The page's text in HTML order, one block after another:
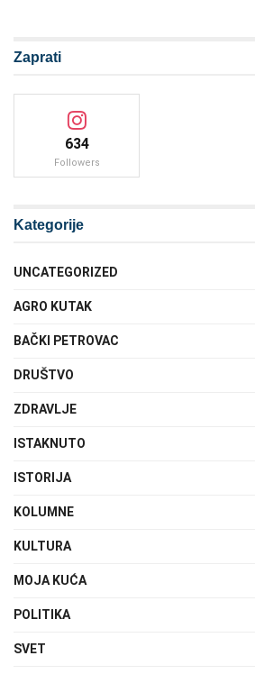
Zaprati
634
Followers
Kategorije
UNCATEGORIZED
AGRO KUTAK
BAČKI PETROVAC
DRUŠTVO
ZDRAVLJE
ISTAKNUTO
ISTORIJA
KOLUMNE
KULTURA
MOJA KUĆA
POLITIKA
SVET